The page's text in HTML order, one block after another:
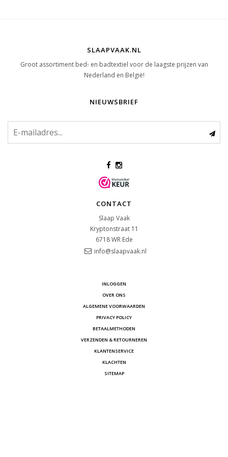
SLAAPVAAK.NL
Groot assortiment bed- en badtextiel voor de laagste prijzen van
Nederland en België!
NIEUWSBRIEF
CONTACT
Slaap Vaak
Kryptonstraat 11
6718 WR Ede
info@slaapvaak.nl
INLOGGEN
OVER ONS
ALGEMENE VOORWAARDEN
PRIVACY POLICY
BETAALMETHODEN
VERZENDEN & RETOURNEREN
KLANTENSERVICE
KLACHTEN
SITEMAP